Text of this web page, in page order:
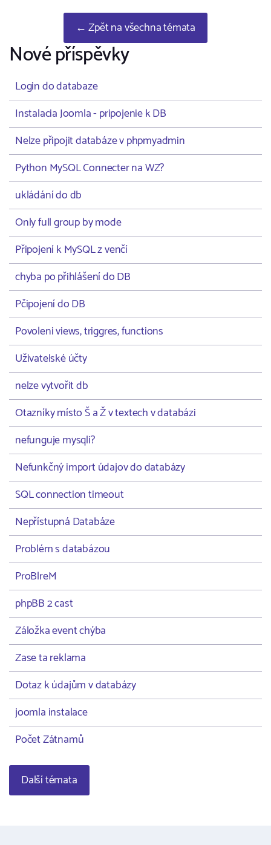
← Zpět na všechna témata
Nové příspěvky
Login do databaze
Instalacia Joomla - pripojenie k DB
Nelze připojit databáze v phpmyadmin
Python MySQL Connecter na WZ?
ukládání do db
Only full group by mode
Připojení k MySQL z venčí
chyba po přihlášení do DB
Pčipojení do DB
Povoleni views, triggres, functions
Uživatelské účty
nelze vytvořit db
Otazníky místo Š a Ž v textech v databázi
nefunguje mysqli?
Nefunkčný import údajov do databázy
SQL connection timeout
Nepřístupná Databáze
Problém s databázou
ProBlreM
phpBB 2 cast
Záložka event chýba
Zase ta reklama
Dotaz k údajům v databázy
joomla instalace
Počet Zátnamů
Další témata